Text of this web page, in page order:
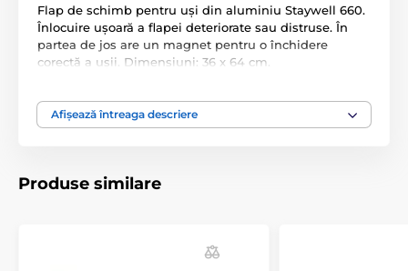
Flap de schimb pentru uși din aluminiu Staywell 660.
Înlocuire ușoară a flapei deteriorate sau distruse. În
partea de jos are un magnet pentru o închidere
corectă a ușii. Dimensiuni: 36 x 64 cm.
expresă. Imaginile au doar caracter ilustrativ.
Afișează întreaga descriere
Produse similare